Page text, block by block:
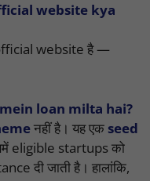
website kya
website है —
loan milta hai?
नहीं है। यह एक seed
eligible startups को
दी जाती है। हालांकि,